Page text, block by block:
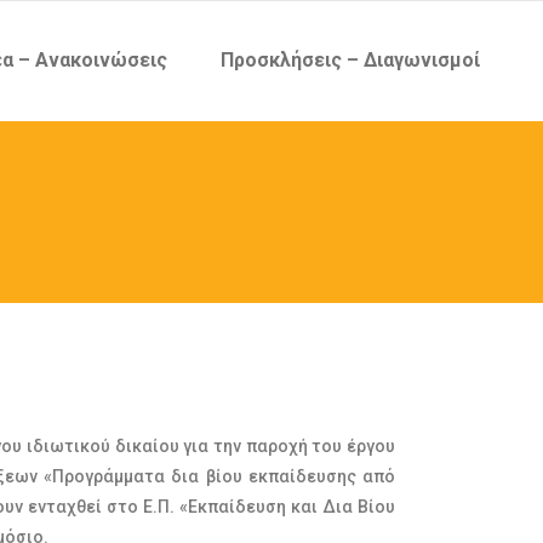
– Ανακοινώσεις Προσκλήσεις – Διαγωνισμοί
δικαίου για την παροχή του έργου
«Προγράμματα δια βίου εκπαίδευσης από
ενταχθεί στο Ε.Π. «Εκπαίδευση και Δια Βίου